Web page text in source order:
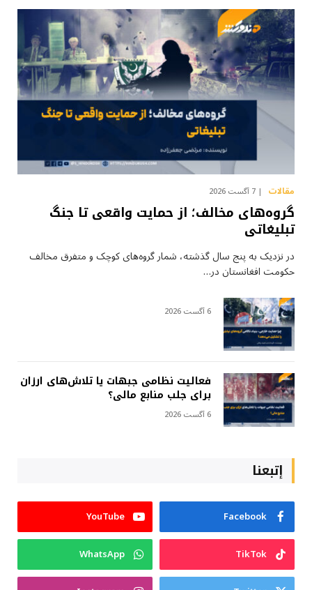
مقالات 7 آگست 2026
گروه‌های مخالف؛ از حمایت واقعی تا جنگ
تبلیغاتی
در نزدیک به پنج سال گذشته، شمار گروه‌های کوچک و متفرق مخالف
حکومت افغانستان در…
6 آگست 2026
فعالیت نظامی جبهات یا تلاش‌های ارزان
برای جلب منابع مالی؟
6 آگست 2026
إتبعنا
Facebook
YouTube
TikTok
WhatsApp